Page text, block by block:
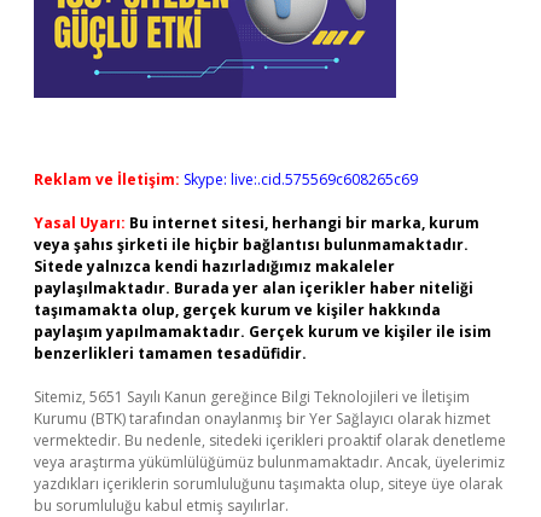
Reklam ve İletişim: Skype: live:.cid.575569c608265c69
Yasal Uyarı: Bu internet sitesi, herhangi bir marka, kurum
veya şahıs şirketi ile hiçbir bağlantısı bulunmamaktadır.
Sitede yalnızca kendi hazırladığımız makaleler
paylaşılmaktadır. Burada yer alan içerikler haber niteliği
taşımamakta olup, gerçek kurum ve kişiler hakkında
paylaşım yapılmamaktadır. Gerçek kurum ve kişiler ile isim
benzerlikleri tamamen tesadüfidir.
Sitemiz, 5651 Sayılı Kanun gereğince Bilgi Teknolojileri ve İletişim
Kurumu (BTK) tarafından onaylanmış bir Yer Sağlayıcı olarak hizmet
vermektedir. Bu nedenle, sitedeki içerikleri proaktif olarak denetleme
veya araştırma yükümlülüğümüz bulunmamaktadır. Ancak, üyelerimiz
yazdıkları içeriklerin sorumluluğunu taşımakta olup, siteye üye olarak
bu sorumluluğu kabul etmiş sayılırlar.